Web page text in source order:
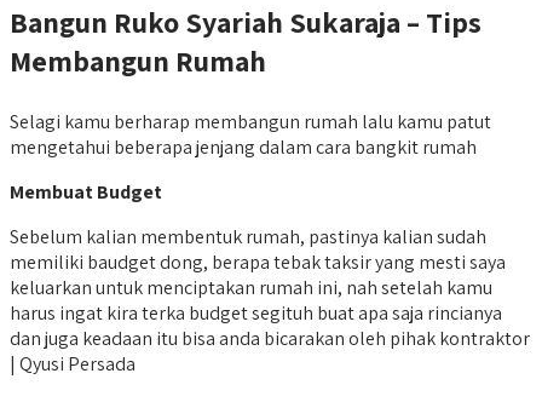
Bangun Ruko Syariah Sukaraja – Tips
Membangun Rumah
Selagi kamu berharap membangun rumah lalu kamu patut
mengetahui beberapa jenjang dalam cara bangkit rumah
Membuat Budget
Sebelum kalian membentuk rumah, pastinya kalian sudah
memiliki baudget dong, berapa tebak taksir yang mesti saya
keluarkan untuk menciptakan rumah ini, nah setelah kamu
harus ingat kira terka budget segituh buat apa saja rincianya
dan juga keadaan itu bisa anda bicarakan oleh pihak kontraktor
| Qyusi Persada